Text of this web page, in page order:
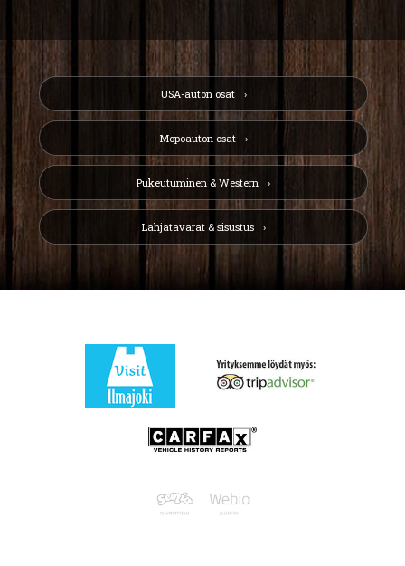
USA-auton osat
Mopoauton osat
Pukeutuminen & Western
Lahjatavarat & sisustus